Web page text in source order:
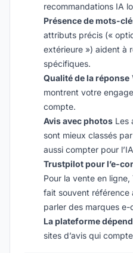
recommandations IA
Présence de mots-
attributs précis («
extérieure ») aident à
spécifiques.
Qualité de la réponse
montrent votre
compte.
Avis avec photos Les
sont mieux classés
aussi compter pour
Trustpilot pour l’e-
Pour la vente en
fait souvent référence
parler des marques e-
La plateforme
sites d’avis qui